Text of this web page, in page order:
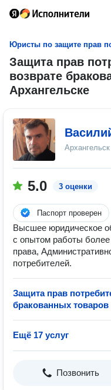
Юристы по защите прав
Защита прав
возврате
Архангельске
Архангельск
5.0 3 оценки
Паспорт проверен
Высшее юридическое
с опытом работы более
права,
потребителей.
Защита прав
бракованных товаров
Ещё 17 услуг
Позвонить